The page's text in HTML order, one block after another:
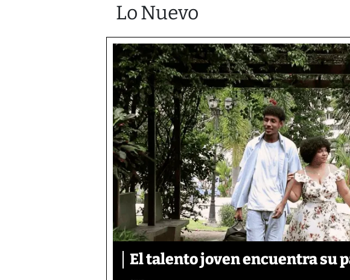
Lo Nuevo
El talento joven encuentra su